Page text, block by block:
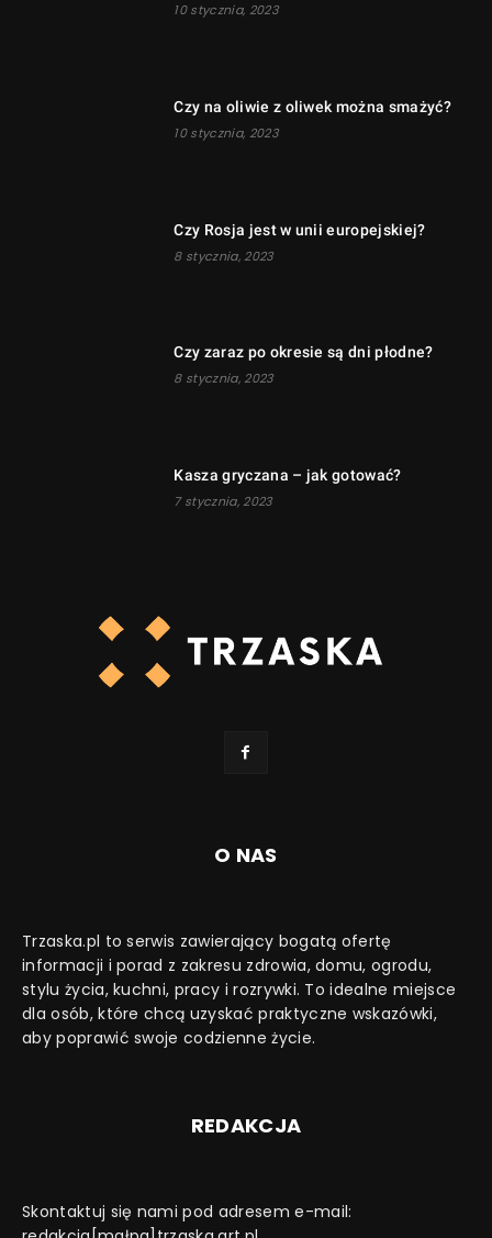
10 stycznia, 2023
Czy na oliwie z oliwek można smażyć?
10 stycznia, 2023
Czy Rosja jest w unii europejskiej?
8 stycznia, 2023
Czy zaraz po okresie są dni płodne?
8 stycznia, 2023
Kasza gryczana – jak gotować?
7 stycznia, 2023
O NAS
Trzaska.pl to serwis zawierający bogatą ofertę
informacji i porad z zakresu zdrowia, domu, ogrodu,
stylu życia, kuchni, pracy i rozrywki. To idealne miejsce
dla osób, które chcą uzyskać praktyczne wskazówki,
aby poprawić swoje codzienne życie.
REDAKCJA
Skontaktuj się nami pod adresem e-mail: